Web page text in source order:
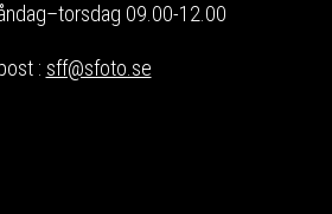
09.00-12.00
: sff@sfoto.se